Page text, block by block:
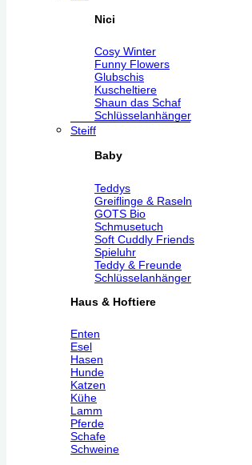
Nici
Cosy Winter
Funny Flowers
Glubschis
Kuscheltiere
Shaun das Schaf
Schlüsselanhänger
Steiff
Baby
Teddys
Greiflinge & Raseln
GOTS Bio
Schmusetuch
Soft Cuddly Friends
Spieluhr
Teddy & Freunde
Schlüsselanhänger
Haus & Hoftiere
Enten
Esel
Hasen
Hunde
Katzen
Kühe
Lamm
Pferde
Schafe
Schweine